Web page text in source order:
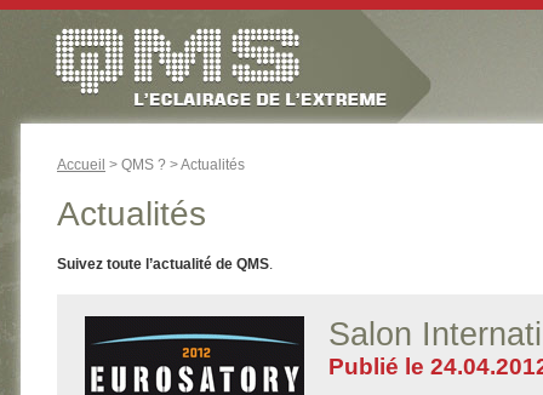
Accueil > QMS ? > Actualités
Actualités
Suivez toute l’actualité de QMS.
Salon
Publié le